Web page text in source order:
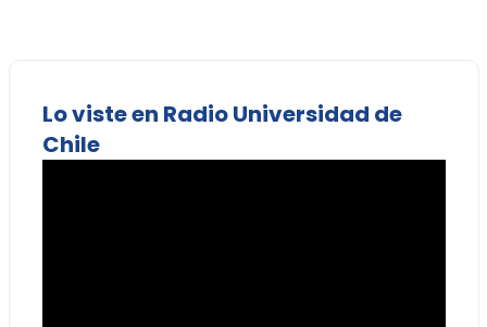
Lo viste en Radio Universidad de
Chile